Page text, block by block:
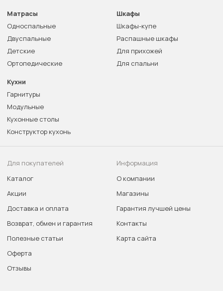
Матрасы
Односпальные
Двуспальные
Детские
Ортопедические
Шкафы
Шкафы-купе
Распашные шкафы
Для прихожей
Для спальни
Кухни
Гарнитуры
Модульные
Кухонные столы
Конструктор кухонь
Для покупателей
Каталог
Акции
Доставка и оплата
Возврат, обмен и гарантия
Полезные статьи
Оферта
Отзывы
Информация
О компании
Магазины
Гарантия лучшей цены
Контакты
Карта сайта